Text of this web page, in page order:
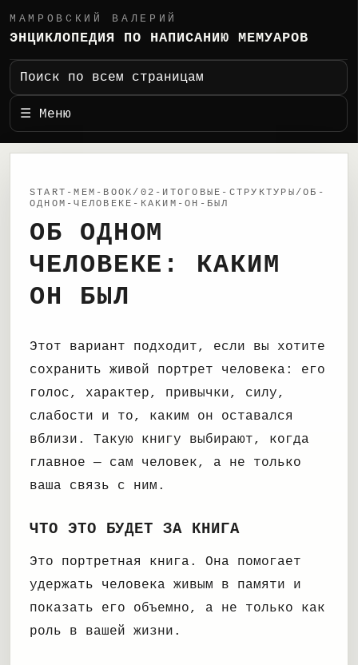
МАМРОВСКИЙ ВАЛЕРИЙ
ЭНЦИКЛОПЕДИЯ ПО НАПИСАНИЮ МЕМУАРОВ
Поиск по всем страницам
☰ Меню
START-MEM-BOOK/02-ИТОГОВЫЕ-СТРУКТУРЫ/ОБ-
ОДНОМ-ЧЕЛОВЕКЕ-КАКИМ-ОН-БЫЛ
ОБ ОДНОМ
ЧЕЛОВЕКЕ: КАКИМ
ОН БЫЛ
Этот вариант подходит, если вы хотите
сохранить живой портрет человека: его
голос, характер, привычки, силу,
слабости и то, каким он оставался
вблизи. Такую книгу выбирают, когда
главное — сам человек, а не только
ваша связь с ним.
ЧТО ЭТО БУДЕТ ЗА КНИГА
Это портретная книга. Она помогает
удержать человека живым в памяти и
показать его объемно, а не только как
роль в вашей жизни.